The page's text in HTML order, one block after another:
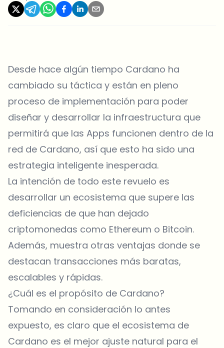
Desde hace algún tiempo Cardano ha
cambiado su táctica y están en pleno
proceso de implementación para poder
diseñar y desarrollar la infraestructura que
permitirá que las Apps funcionen dentro de la
red de Cardano, así que esto ha sido una
estrategia inteligente inesperada.
La intención de todo este revuelo es
desarrollar un ecosistema que supere las
deficiencias de que han dejado
criptomonedas como Ethereum o Bitcoin.
Además, muestra otras ventajas donde se
destacan transacciones más baratas,
escalables y rápidas.
¿Cuál es el propósito de Cardano?
Tomando en consideración lo antes
expuesto, es claro que el ecosistema de
Cardano es el mejor ajuste natural para el